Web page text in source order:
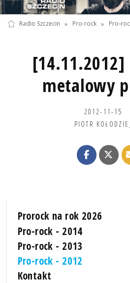
Radio Szczecin » Pro-rock » Pro-
metalowy
2012-11-15
PIOTR
Prorock na rok 2026
Pro-rock - 2014
Pro-rock - 2013
Pro-rock - 2012
Kontakt